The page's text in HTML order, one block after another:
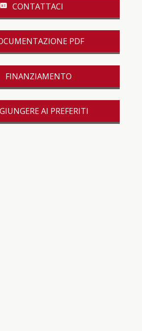
CONTATTACI
PDF
FINANZIAMENTO
AI PREFERITI